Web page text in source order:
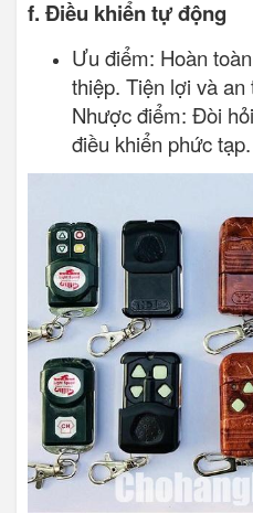
f. Điều khiển tự động
Ưu điểm: Hoàn
thiệp. Tiện lợi và an
Nhược điểm: Đòi
điều khiển phức